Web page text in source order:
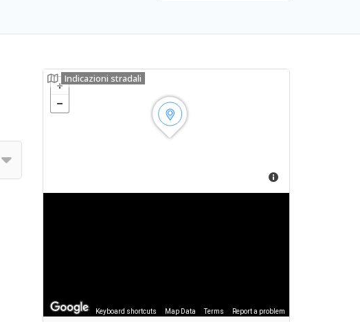
Keyboard shortcuts Map Data Terms Report a problem
Indicazioni stradali